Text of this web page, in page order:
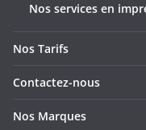
Nos services en
Nos Tarifs
Contactez-nous
Nos Marques